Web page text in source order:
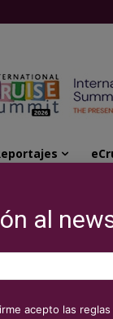
playa en Nassau...
al
acepto las